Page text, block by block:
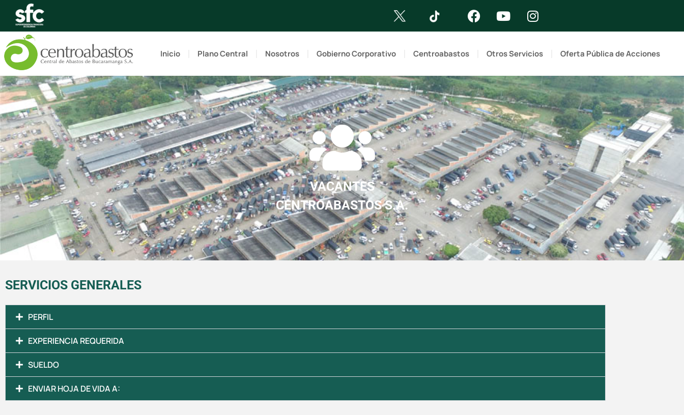
Inicio Plano Central Nosotros Gobierno Corporativo Centroabastos Otros Servicios Oferta Pública de Acciones
VACANTES
CENTROABASTOS S.A.
SERVICIOS GENERALES
PERFIL
EXPERIENCIA REQUERIDA
SUELDO
ENVIAR HOJA DE VIDA A: